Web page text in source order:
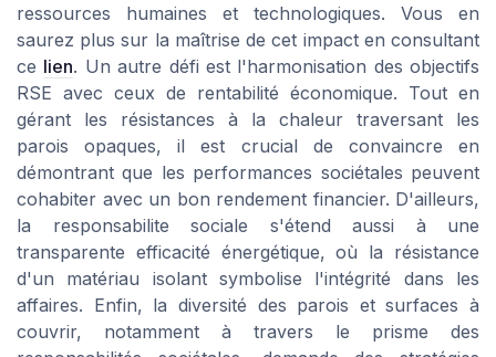
ressources humaines et technologiques. Vous en
saurez plus sur la maîtrise de cet impact en consultant
ce lien. Un autre défi est l'harmonisation des objectifs
RSE avec ceux de rentabilité économique. Tout en
gérant les résistances à la chaleur traversant les
parois opaques, il est crucial de convaincre en
démontrant que les performances sociétales peuvent
cohabiter avec un bon rendement financier. D'ailleurs,
la responsabilite sociale s'étend aussi à une
transparente efficacité énergétique, où la résistance
d'un matériau isolant symbolise l'intégrité dans les
affaires. Enfin, la diversité des parois et surfaces à
couvrir, notamment à travers le prisme des